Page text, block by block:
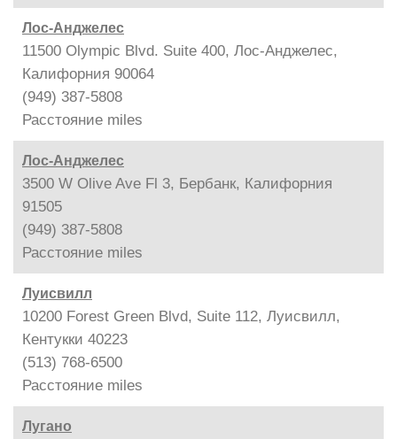
Лос-Анджелес
11500 Olympic Blvd. Suite 400, Лос-Анджелес,
Калифорния 90064
(949) 387-5808
Расстояние miles
Лос-Анджелес
3500 W Olive Ave Fl 3, Бербанк, Калифорния
91505
(949) 387-5808
Расстояние miles
Луисвилл
10200 Forest Green Blvd, Suite 112, Луисвилл,
Кентукки 40223
(513) 768-6500
Расстояние miles
Лугано